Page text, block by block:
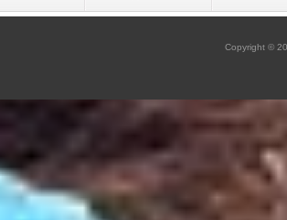
Copyright ©